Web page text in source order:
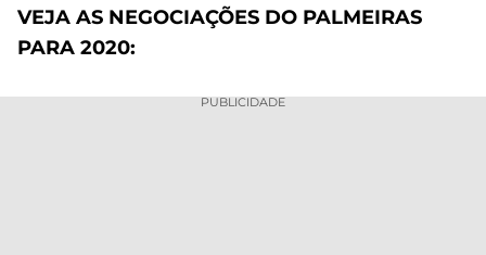
VEJA AS NEGOCIAÇÕES DO PALMEIRAS
PARA 2020:
PUBLICIDADE